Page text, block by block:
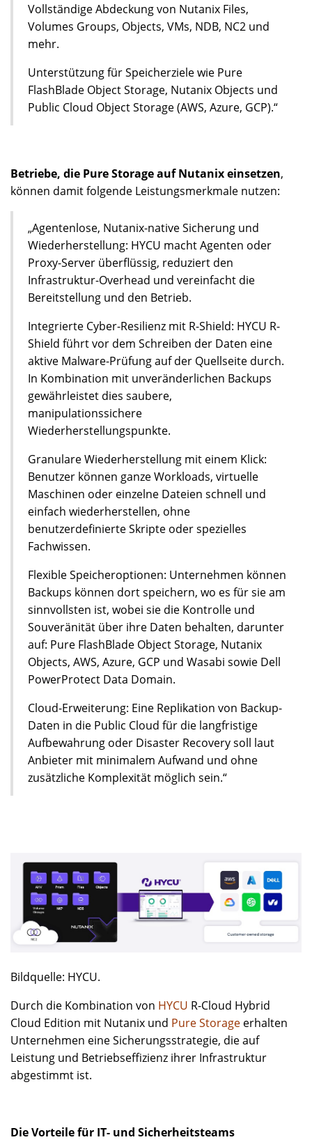
Vollständige Abdeckung von Nutanix Files,
Volumes Groups, Objects, VMs, NDB, NC2 und
mehr.
Unterstützung für Speicherziele wie Pure
FlashBlade Object Storage, Nutanix Objects und
Public Cloud Object Storage (AWS, Azure, GCP).“
Betriebe, die Pure Storage auf Nutanix einsetzen,
können damit folgende Leistungsmerkmale nutzen:
„Agentenlose, Nutanix-native Sicherung und
Wiederherstellung: HYCU macht Agenten oder
Proxy-Server überflüssig, reduziert den
Infrastruktur-Overhead und vereinfacht die
Bereitstellung und den Betrieb.
Integrierte Cyber-Resilienz mit R-Shield: HYCU R-
Shield führt vor dem Schreiben der Daten eine
aktive Malware-Prüfung auf der Quellseite durch.
In Kombination mit unveränderlichen Backups
gewährleistet dies saubere,
manipulationssichere
Wiederherstellungspunkte.
Granulare Wiederherstellung mit einem Klick:
Benutzer können ganze Workloads, virtuelle
Maschinen oder einzelne Dateien schnell und
einfach wiederherstellen, ohne
benutzerdefinierte Skripte oder spezielles
Fachwissen.
Flexible Speicheroptionen: Unternehmen können
Backups können dort speichern, wo es für sie am
sinnvollsten ist, wobei sie die Kontrolle und
Souveränität über ihre Daten behalten, darunter
auf: Pure FlashBlade Object Storage, Nutanix
Objects, AWS, Azure, GCP und Wasabi sowie Dell
PowerProtect Data Domain.
Cloud-Erweiterung: Eine Replikation von Backup-
Daten in die Public Cloud für die langfristige
Aufbewahrung oder Disaster Recovery soll laut
Anbieter mit minimalem Aufwand und ohne
zusätzliche Komplexität möglich sein.“
Bildquelle: HYCU.
Durch die Kombination von HYCU R-Cloud Hybrid
Cloud Edition mit Nutanix und Pure Storage erhalten
Unternehmen eine Sicherungsstrategie, die auf
Leistung und Betriebseffizienz ihrer Infrastruktur
abgestimmt ist.
Die Vorteile für IT- und Sicherheitsteams